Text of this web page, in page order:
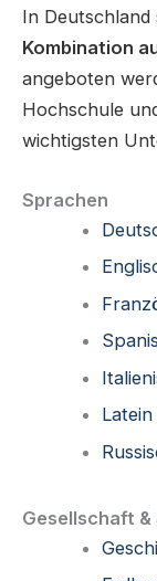
In
Kombination
angeboten
Hochschule
wichtigsten
Sprachen
Latein
Gesellschaft